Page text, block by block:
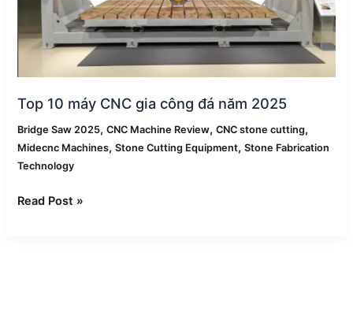
Top 10 máy CNC gia công đá năm 2025
Bridge Saw 2025,CNC Machine Review,CNC stone cutting,
Midecnc Machines,Stone Cutting Equipment,Stone Fabrication
Technology
Read Post »